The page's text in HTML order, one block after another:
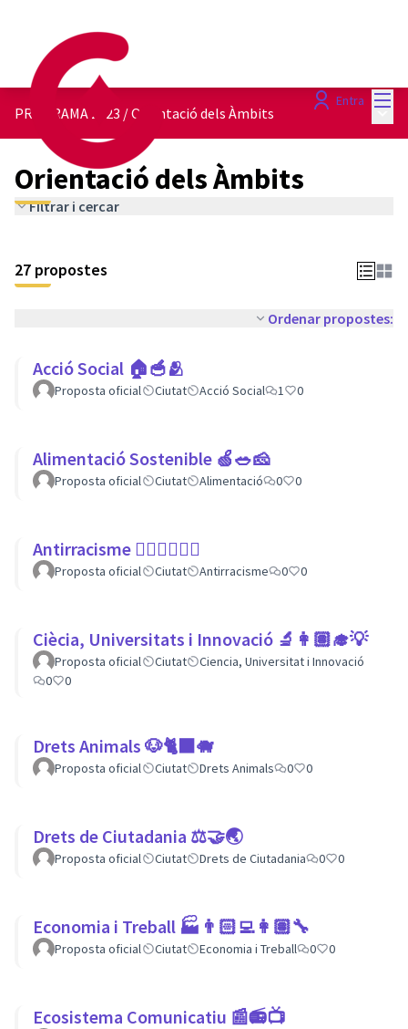
Entra
PROGRAMA 2023 /Orientació dels Àmbits
Orientació dels Àmbits
Filtrar i cercar
27 propostes
Ordenar propostes:
Acció Social 🏠🥣🫂
Proposta oficial Ciutat Acció Social 1 0
Alimentació Sostenible 🍏🥗🧀
Proposta oficial Ciutat Alimentació 0 0
Antirracisme ✊🏾✊🏼✊🏿
Proposta oficial Ciutat Antirracisme 0 0
Ciècia, Universitats i Innovació 🔬👩🏽‍🎓💡
Proposta oficial Ciutat
Ciencia, Universitat i Innovació
0
0
Drets Animals 🐶🐈‍⬛️🐗
Proposta oficial Ciutat Drets Animals 0 0
Drets de Ciutadania ⚖️🤝🌏
Proposta oficial Ciutat Drets de Ciutadania 0 0
Economia i Treball 🏭👨🏻‍💻👩🏽‍🔧
Proposta oficial Ciutat Economia i Treball 0 0
Ecosistema Comunicatiu 📰📻📺